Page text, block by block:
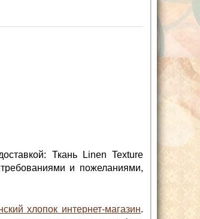
Ткань Linen Texture
и пожеланиями,
хлопок интернет-магазин.